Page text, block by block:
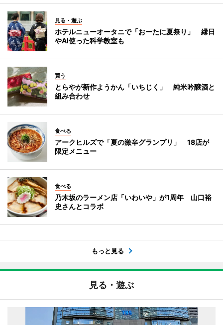
見る・遊ぶ
ホテルニューオータニで「おーたに夏祭り」 縁日
やAI使った科学教室も
買う
とらやが新作ようかん「いちじく」 純米吟醸酒と
組み合わせ
食べる
アークヒルズで「夏の激辛グランプリ」 18店が
限定メニュー
食べる
乃木坂のラーメン店「いわいや」が1周年 山口裕
史さんとコラボ
もっと見る
見る・遊ぶ